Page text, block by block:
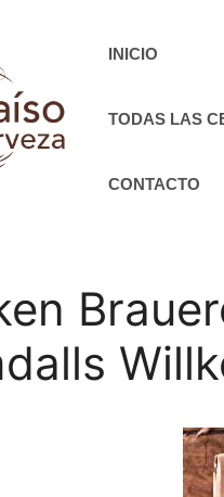
INICIO
TODAS LAS
CONTACTO